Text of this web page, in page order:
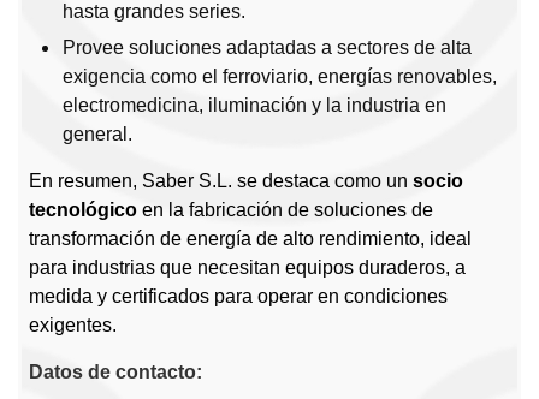
hasta grandes series.
Provee soluciones adaptadas a sectores de alta
exigencia como el ferroviario, energías renovables,
electromedicina, iluminación y la industria en
general.
En resumen, Saber S.L. se destaca como un socio
tecnológico en la fabricación de soluciones de
transformación de energía de alto rendimiento, ideal
para industrias que necesitan equipos duraderos, a
medida y certificados para operar en condiciones
exigentes.
Datos de contacto: